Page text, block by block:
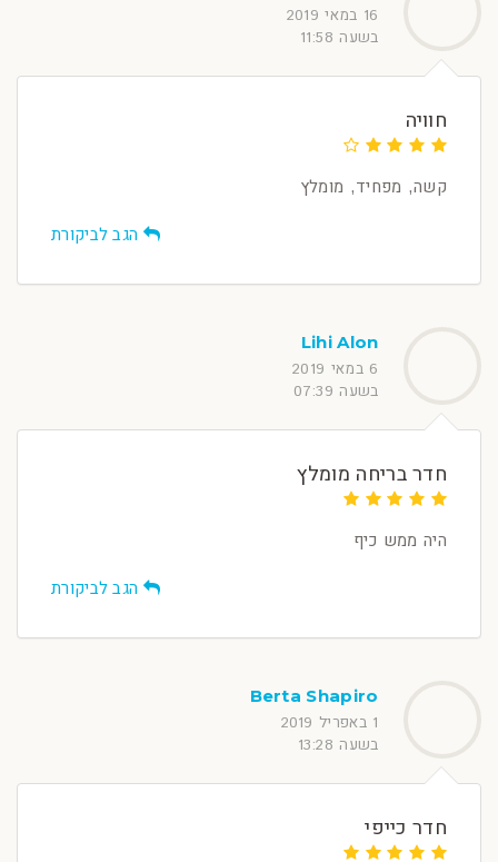
16 במאי 2019
בשעה 11:58
חוויה
קשה, מפחיד, מומלץ
הגב לביקורת
Lihi Alon
6 במאי 2019
בשעה 07:39
חדר בריחה מומלץ
היה ממש כיף
הגב לביקורת
Berta Shapiro
1 באפריל 2019
בשעה 13:28
חדר כייפי